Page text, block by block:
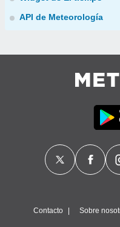
API de Meteorología
Contacto Sobre